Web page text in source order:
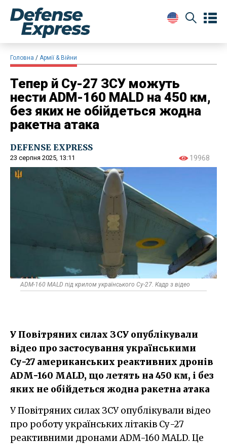
Головна Армії & Війни
Тепер й Су-27 ЗСУ можуть
нести ADM-160 MALD на 450 км,
без яких не обійдеться жодна
ракетна атака
DEFENSE EXPRESS
23 серпня 2025, 13:11 19968
ADM-160 MALD під крилом українського Су-27. Кадр з відео
У Повітряних силах ЗСУ опублікували
відео про застосування українськими
Су-27 американських реактивних дронів
ADM-160 MALD, що летять на 450 км, і без
яких не обійдеться жодна ракетна атака
У Повітряних силах ЗСУ опублікували відео
про роботу українських літаків Су-27
реактивними дронами ADM-160 MALD. Це